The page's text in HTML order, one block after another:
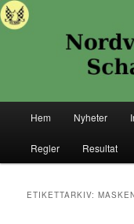
Hoppa
till
Hoppa
till
Senaste nytt ifrån
Hem Nyheter
Regler Resultat
ETIKETTARKIV: